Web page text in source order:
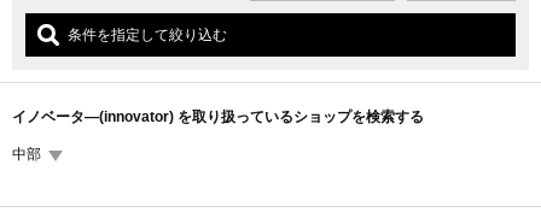
条件を指定して絞り込む
イノベータ―(innovator) を取り扱っているショップを検索する
中部